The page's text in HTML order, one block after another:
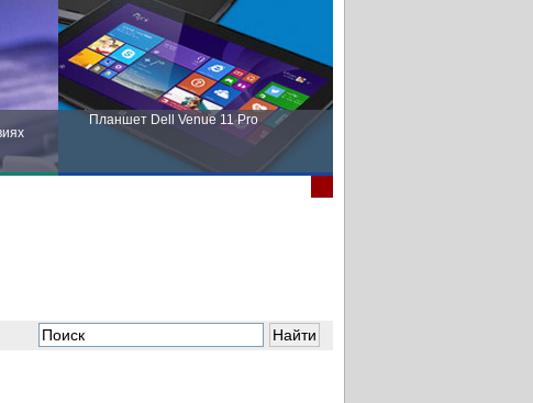
Планшет Dell Venue 11 Pro